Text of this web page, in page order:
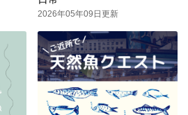
2026年05年09日更新